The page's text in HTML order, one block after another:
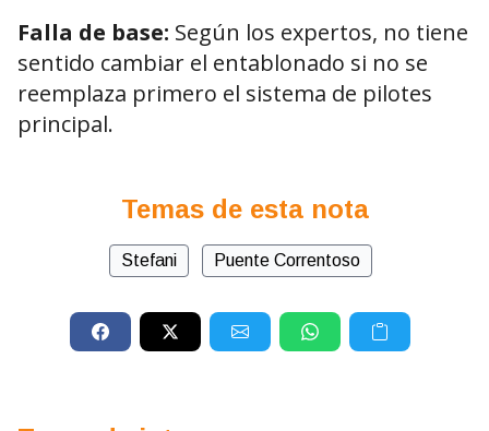
Falla de base: Según los expertos, no tiene
sentido cambiar el entablonado si no se
reemplaza primero el sistema de pilotes
principal.
Temas de esta nota
Stefani Puente Correntoso